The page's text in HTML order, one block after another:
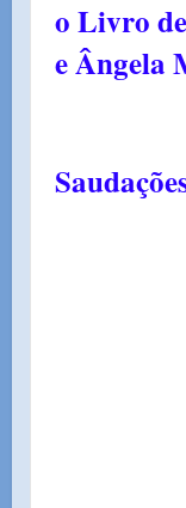
o Livro
e Ângela